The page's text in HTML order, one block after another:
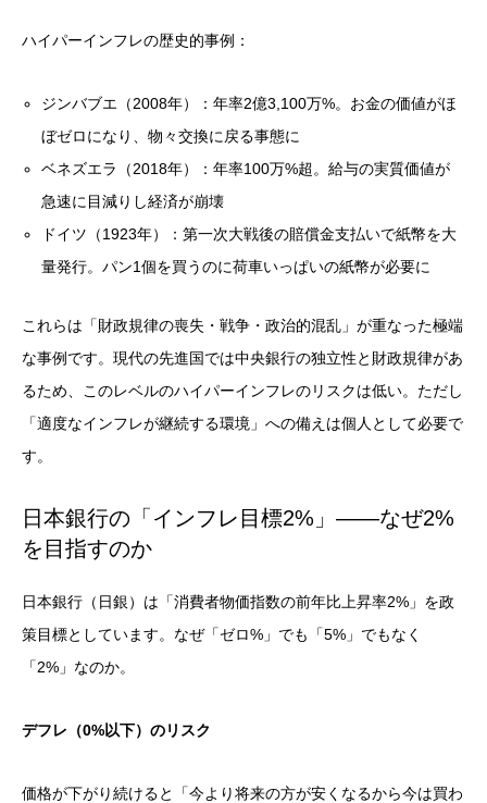
ハイパーインフレの歴史的事例：
ジンバブエ（2008年）：年率2億3,100万%。お金の価値がほ
ぼゼロになり、物々交換に戻る事態に
ベネズエラ（2018年）：年率100万%超。給与の実質価値が
急速に目減りし経済が崩壊
ドイツ（1923年）：第一次大戦後の賠償金支払いで紙幣を大
量発行。パン1個を買うのに荷車いっぱいの紙幣が必要に
これらは「財政規律の喪失・戦争・政治的混乱」が重なった極端
な事例です。現代の先進国では中央銀行の独立性と財政規律があ
るため、このレベルのハイパーインフレのリスクは低い。ただし
「適度なインフレが継続する環境」への備えは個人として必要で
す。
日本銀行の「インフレ目標2%」——なぜ2%
を目指すのか
日本銀行（日銀）は「消費者物価指数の前年比上昇率2%」を政
策目標としています。なぜ「ゼロ%」でも「5%」でもなく
「2%」なのか。
デフレ（0%以下）のリスク
価格が下がり続けると「今より将来の方が安くなるから今は買わ